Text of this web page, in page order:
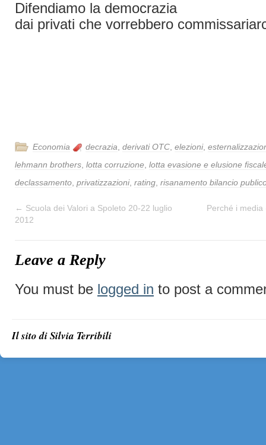
Difendiamo la democrazia
dai privati che vorrebbero
Economia decrazia derivati OTC elezioni,
lehmann brothers lotta corruzione lotta evasione e elusione
declassamento privatizzazioni, rating risanamento bilancio
← Scuola dei Valori a Spoleto 20-22 luglio
2012
Perché i
Leave a Reply
You must be logged in to post a
Il sito di Silvia Terribili